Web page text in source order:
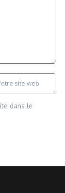
dans le